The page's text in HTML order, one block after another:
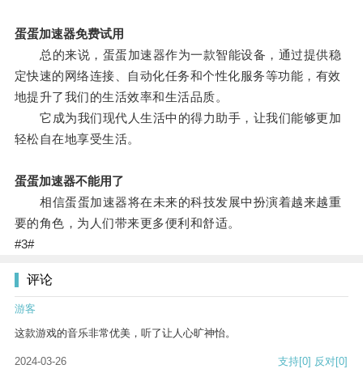
蛋蛋加速器免费试用
总的来说，蛋蛋加速器作为一款智能设备，通过提供稳
定快速的网络连接、自动化任务和个性化服务等功能，有效
地提升了我们的生活效率和生活品质。
它成为我们现代人生活中的得力助手，让我们能够更加
轻松自在地享受生活。
蛋蛋加速器不能用了
相信蛋蛋加速器将在未来的科技发展中扮演着越来越重
要的角色，为人们带来更多便利和舒适。
#3#
评论
游客
这款游戏的音乐非常优美，听了让人心旷神怡。
2024-03-26 支持[0] 反对[0]